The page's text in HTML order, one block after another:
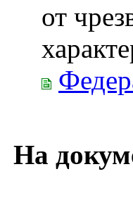
от
На